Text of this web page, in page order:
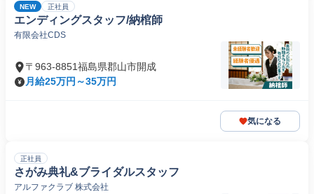
NEW 正社員
エンディングスタッフ/納棺師
有限会社CDS
〒963-8851福島県郡山市開成
月給25万円～35万円
気になる
正社員
さがみ典礼&ブライダルスタッフ
アルファクラブ 株式会社